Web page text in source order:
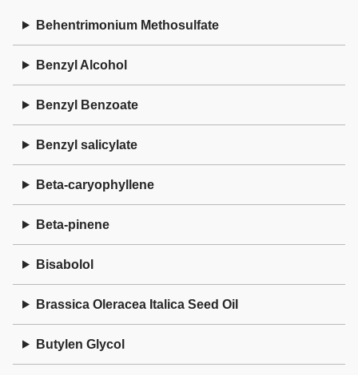
Behentrimonium Methosulfate
Benzyl Alcohol
Benzyl Benzoate
Benzyl salicylate
Beta-caryophyllene
Beta-pinene
Bisabolol
Brassica Oleracea Italica Seed Oil
Butylen Glycol